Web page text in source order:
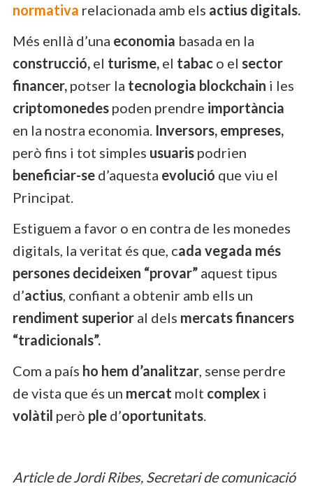
normativa relacionada amb els actius digitals.
Més enllà d’una economia basada en la
construcció, el turisme, el tabac o el sector
financer, potser la tecnologia blockchain i les
criptomonedes poden prendre importància
en la nostra economia. Inversors, empreses,
però fins i tot simples usuaris podrien
beneficiar-se d’aquesta evolució que viu el
Principat.
Estiguem a favor o en contra de les monedes
digitals, la veritat és que, cada vegada més
persones decideixen “provar” aquest tipus
d’actius, confiant a obtenir amb ells un
rendiment superior al dels mercats financers
“tradicionals”.
Com a país ho hem d’analitzar, sense perdre
de vista que és un mercat molt complex i
volàtil però ple d’oportunitats.
Article de Jordi Ribes, Secretari de comunicació